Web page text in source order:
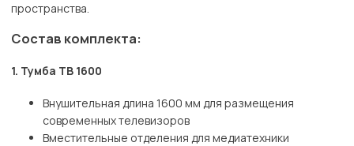
пространства.
Состав комплекта:
1. Тумба ТВ 1600
Внушительная длина 1600 мм для размещения
современных телевизоров
Вместительные отделения для медиатехники